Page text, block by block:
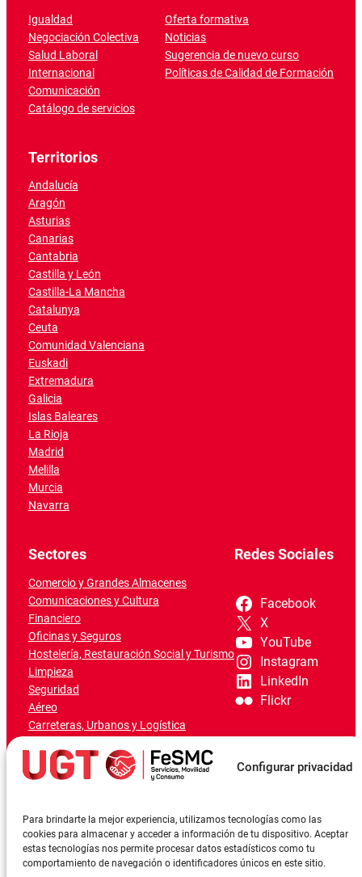
Configurar privacidad
Para brindarte la mejor experiencia, utilizamos tecnologías como las
cookies para almacenar y acceder a información de tu dispositivo. Aceptar
estas tecnologías nos permite procesar datos estadísticos como tu
comportamiento de navegación o identificadores únicos en este sitio.
Igualdad
Negociación Colectiva
Salud Laboral
Internacional
Comunicación
Catálogo de servicios
Oferta formativa
Noticias
Sugerencia de nuevo curso
Políticas de Calidad de Formación
Territorios
Andalucía
Aragón
Asturias
Canarias
Cantabria
Castilla y León
Castilla-La Mancha
Catalunya
Ceuta
Comunidad Valenciana
Euskadi
Extremadura
Galicia
Islas Baleares
La Rioja
Madrid
Melilla
Murcia
Navarra
Sectores
Comercio y Grandes Almacenes
Comunicaciones y Cultura
Financiero
Oficinas y Seguros
Hostelería, Restauración Social y Turismo
Limpieza
Seguridad
Aéreo
Carreteras, Urbanos y Logística
Marítimo-Portuario
Redes Sociales
Facebook
X
YouTube
Instagram
LinkedIn
Flickr